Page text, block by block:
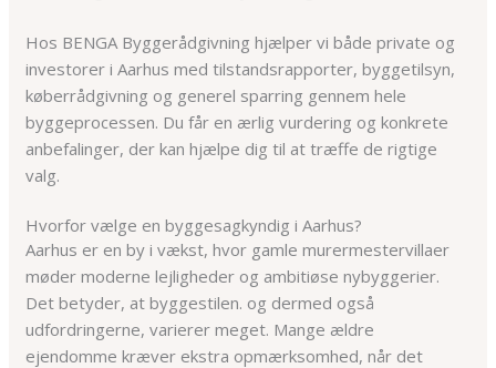
Hos BENGA Byggerådgivning hjælper vi både private og
investorer i Aarhus med tilstandsrapporter, byggetilsyn,
køberrådgivning og generel sparring gennem hele
byggeprocessen. Du får en ærlig vurdering og konkrete
anbefalinger, der kan hjælpe dig til at træffe de rigtige
valg.
Hvorfor vælge en byggesagkyndig i Aarhus?
Aarhus er en by i vækst, hvor gamle murermestervillaer
møder moderne lejligheder og ambitiøse nybyggerier.
Det betyder, at byggestilen. og dermed også
udfordringerne, varierer meget. Mange ældre
ejendomme kræver ekstra opmærksomhed, når det